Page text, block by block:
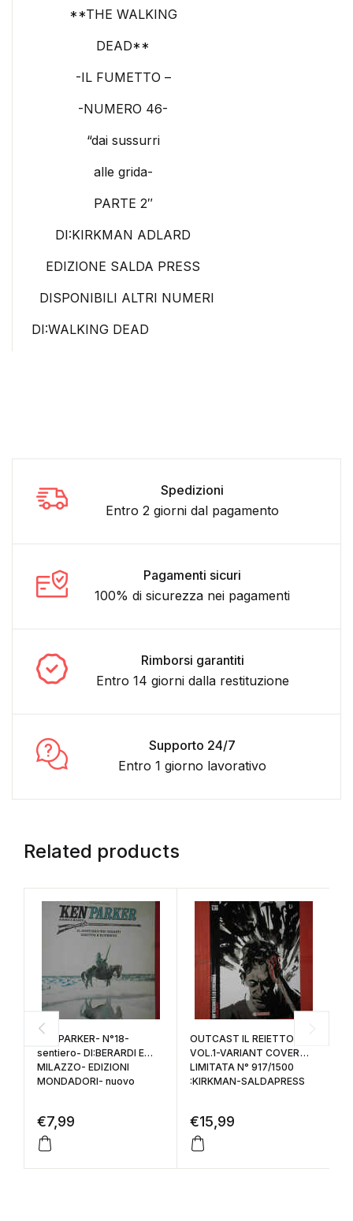
**THE WALKING
DEAD**
-IL FUMETTO –
-NUMERO 46-
“dai sussurri
alle grida-
PARTE 2″
DI:KIRKMAN ADLARD
EDIZIONE SALDA PRESS
DISPONIBILI ALTRI NUMERI
DI:WALKING DEAD
Spedizioni
Entro 2 giorni dal pagamento
Pagamenti sicuri
100% di sicurezza nei pagamenti
Rimborsi garantiti
Entro 14 giorni dalla restituzione
Supporto 24/7
Entro 1 giorno lavorativo
Related products
KEN PARKER- N°18-
sentiero- DI:BERARDI E
MILAZZO- EDIZIONI
MONDADORI- nuovo
€7,99
OUTCAST IL REIETTO-
VOL.1-VARIANT COVER
LIMITATA N° 917/1500
:KIRKMAN-SALDAPRESS
€15,99